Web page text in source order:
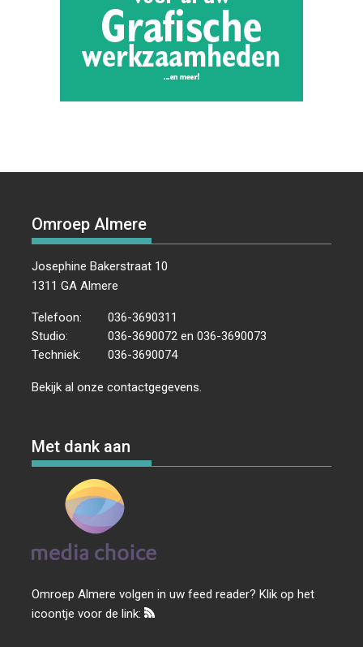
Omroep Almere
Josephine Bakerstraat 10
1311 GA Almere
Telefoon:
036-3690311
Studio:
036-3690072 en 036-3690073
Techniek:
036-3690074
Bekijk al onzecontactgegevens
Met dank aan
Omroep Almere volgen in uw feed reader? Klik op het
icoontje voor de link: